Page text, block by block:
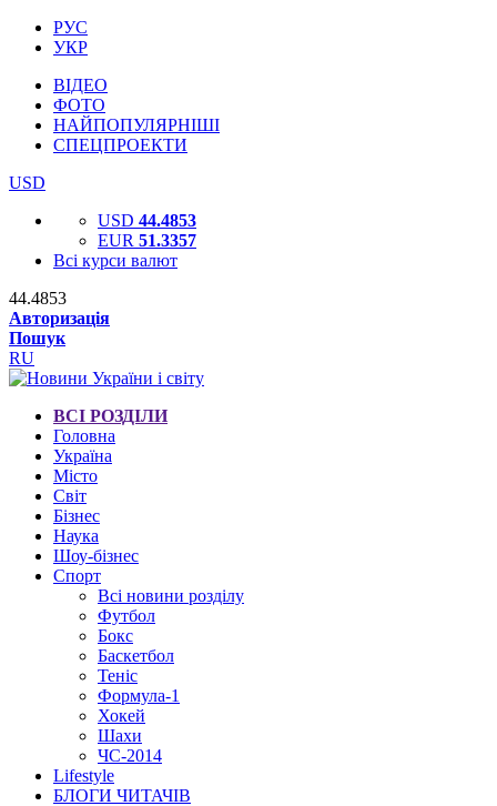
РУС
УКР
ВІДЕО
ФОТО
НАЙПОПУЛЯРНІШІ
СПЕЦПРОЕКТИ
USD
USD 44.4853
EUR 51.3357
Всі курси валют
44.4853
Авторизація
Пошук
RU
ВСІ РОЗДІЛИ
Головна
Україна
Місто
Світ
Бізнес
Наука
Шоу-бізнес
Спорт
Всі новини розділу
Футбол
Бокс
Баскетбол
Теніс
Формула-1
Хокей
Шахи
ЧС-2014
Lifestyle
БЛОГИ ЧИТАЧІВ